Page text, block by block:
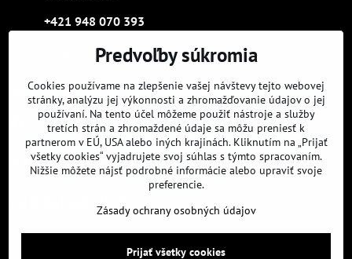
+421 948 070 393
proliga​@proliga​.eu
Sme tam, kde aj vy:
Facebook Instagram Youtube
NAVIGÁCIA
PRE ZÁKAZNÍKOV
©2026Copyright
Predvoľby súkromia
Cookies používame na zlepšenie vašej návštevy tejto webovej
stránky, analýzu jej výkonnosti a zhromažďovanie údajov o jej
používaní. Na tento účel môžeme použiť nástroje a služby
tretích strán a zhromaždené údaje sa môžu preniesť k
partnerom v EÚ, USA alebo iných krajinách. Kliknutím na „Prijať
všetky cookies“ vyjadrujete svoj súhlas s týmto spracovaním.
Nižšie môžete nájsť podrobné informácie alebo upraviť svoje
preferencie.
Zásady ochrany osobných údajov
Prijať všetky cookies